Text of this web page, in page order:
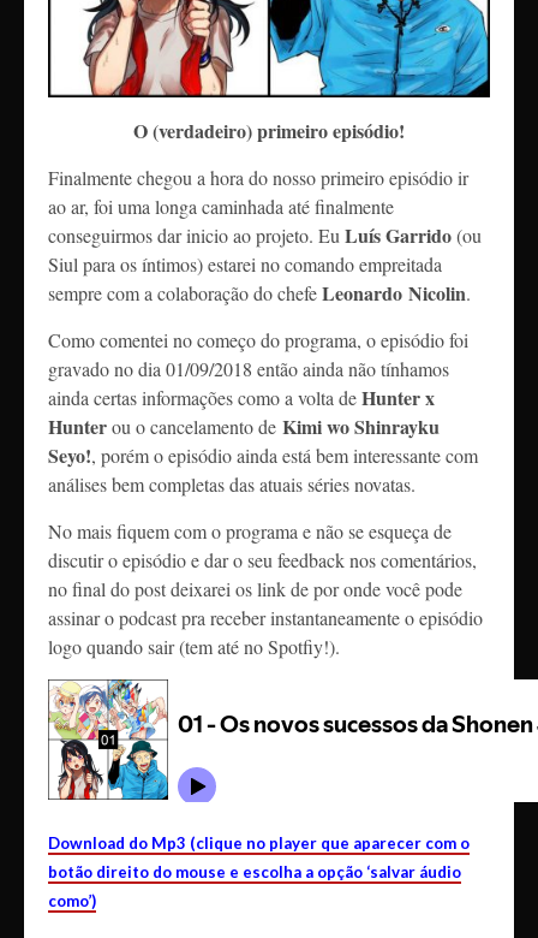
O (verdadeiro) primeiro episódio!
Finalmente chegou a hora do nosso primeiro episódio ir
ao ar, foi uma longa caminhada até finalmente
conseguirmos dar inicio ao projeto. Eu Luís Garrido(ou
Siul para os íntimos) estarei no comando empreitada
sempre com a colaboração do chefeLeonardo Nicolin.
Como comentei no começo do programa, o episódio foi
gravado no dia 01/09/2018 então ainda não tínhamos
ainda certas informações como a volta deHunter x
Hunterou o cancelamento de Kimi wo Shinrayku
Seyo!, porém o episódio ainda está bem interessante com
análises bem completas das atuais séries novatas.
No mais fiquem com o programa e não se esqueça de
discutir o episódio e dar o seu feedback nos comentários,
no final do post deixarei os link de por onde você pode
assinar o podcast pra receber instantaneamente o episódio
logo quando sair (tem até no Spotfiy!).
Download do Mp3 (clique no player que aparecer com o
botão direito do mouse e escolha a opção ‘salvar áudio
como’)